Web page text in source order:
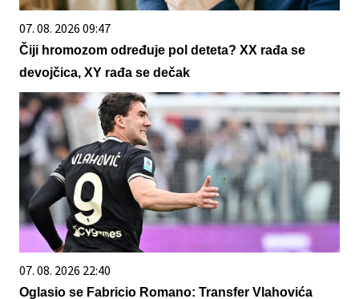
07. 08. 2026 09:47
Čiji hromozom određuje pol deteta? XX rađa se
devojčica, XY rađa se dečak
07. 08. 2026 22:40
Oglasio se Fabricio Romano: Transfer Vlahovića